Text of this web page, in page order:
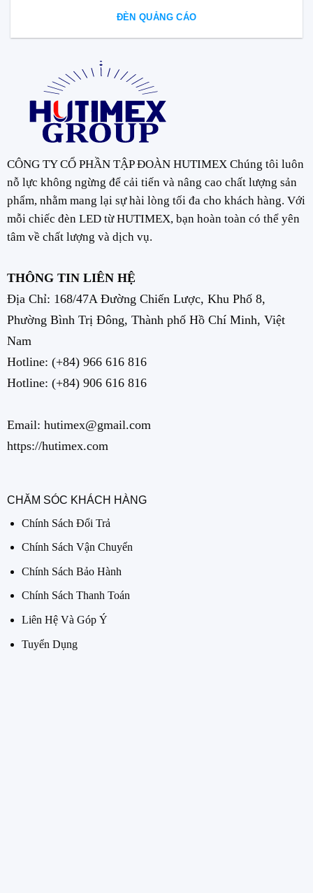
ĐÈN QUẢNG CÁO
CÔNG TY CỔ PHẦN TẬP ĐOÀN HUTIMEX Chúng tôi luôn
nỗ lực không ngừng để cải tiến và nâng cao chất lượng sản
phẩm, nhằm mang lại sự hài lòng tối đa cho khách hàng. Với
mỗi chiếc đèn LED từ HUTIMEX, bạn hoàn toàn có thể yên
tâm về chất lượng và dịch vụ.
THÔNG TIN LIÊN HỆ
Địa Chỉ: 168/47A Đường Chiến Lược, Khu Phố 8,
Phường Bình Trị Đông, Thành phố Hồ Chí Minh, Việt
Nam
Hotline: (+84) 966 616 816
Hotline: (+84) 906 616 816
Email: hutimex@gmail.com
https://hutimex.com
CHĂM SÓC KHÁCH HÀNG
Chính Sách Đổi Trả
Chính Sách Vận Chuyển
Chính Sách Bảo Hành
Chính Sách Thanh Toán
Liên Hệ Và Góp Ý
Tuyển Dụng